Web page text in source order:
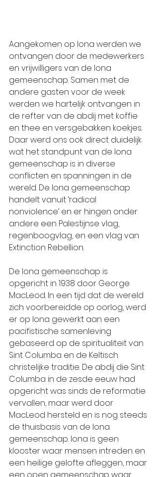
Aangekomen op Iona werden we
ontvangen door de medewerkers
en vrijwilligers van de Iona
gemeenschap. Samen met de
andere gasten voor de week
werden we hartelijk ontvangen in
de refter van de abdij met koffie
en thee en versgebakken koekjes.
Daar werd ons ook direct duidelijk
wat het standpunt van de Iona
gemeenschap is in diverse
conflicten en spanningen in de
wereld. De Iona gemeenschap
handelt vanuit ‘radical
nonviolence’ en er hingen onder
andere een Palestijnse vlag,
regenboogvlag, en een vlag van
Extinction Rebellion.
De Iona gemeenschap is
opgericht in 1938 door George
MacLeod. In een tijd dat de wereld
zich voorbereidde op oorlog, werd
er op Iona gewerkt aan een
pacifistische samenleving
gebaseerd op de spiritualiteit van
Sint Columba en de Keltisch
christelijke traditie. De abdij die Sint
Columba in de zesde eeuw had
opgericht was sinds de reformatie
vervallen, maar werd door
MacLeod hersteld en is nog steeds
de thuisbasis van de Iona
gemeenschap. Iona is geen
klooster waar mensen intreden en
een heilige gelofte afleggen, maar
een open gemeenschap waar